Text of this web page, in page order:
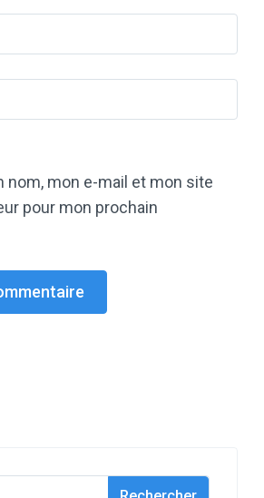
nom, mon e-mail et mon site
pour mon prochain